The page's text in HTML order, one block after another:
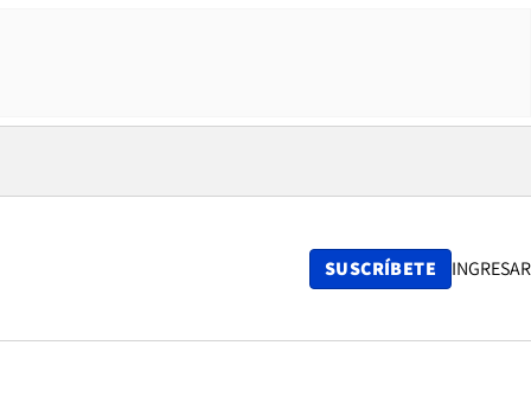
SUSCRÍBETE INGRESAR